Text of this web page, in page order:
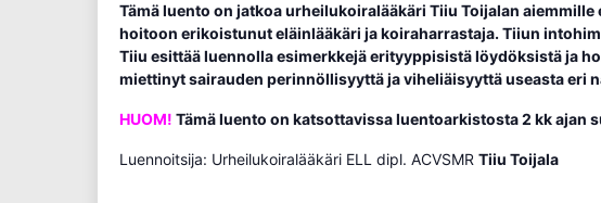
Tämä luento on jatkoa urheilukoiralääkäri Tiiu Toijalan
hoitoon erikoistunut eläinlääkäri ja koiraharrastaja. Tiiun
Tiiu esittää luennolla esimerkkejä erityyppisistä löydöksistä ja
miettinyt sairauden perinnöllisyyttä ja viheliäisyyttä useasta eri
HUOM! Tämä luento on katsottavissa luentoarkistosta 2 kk ajan
Luennoitsija: Urheilukoiralääkäri ELL dipl. ACVSMR Tiiu Toijala